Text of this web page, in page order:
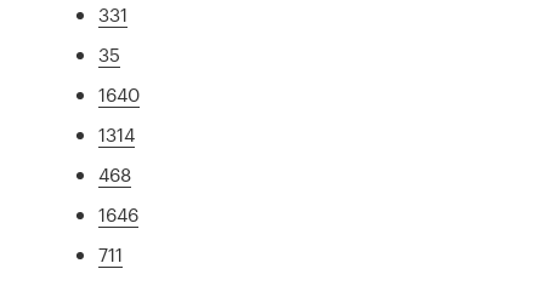
331
35
1640
1314
468
1646
711